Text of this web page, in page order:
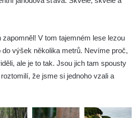
V tom tajemném lese lezou
výšek několika metrů. Nevíme proč,
ale je to tak. Jsou jich tam spousty
že jsme si jednoho vzali a